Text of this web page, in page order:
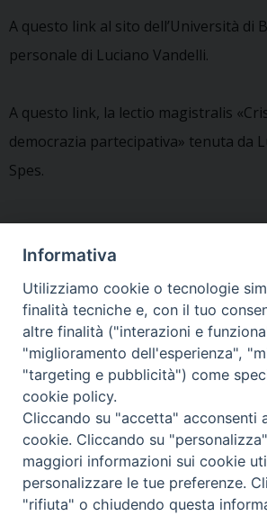
A questo link al sito dell’Università di
personale di Luciano Vandelli.
A questo link, la lectio magistralis
democrazia partecipativa» tenuta da
Spes.
Condividi questo articolo
Segui la SPES sui social
Copyright ©
2018
Piazza
Informativa
Utilizziamo cookie o tecnologie
finalità tecniche e, con il tuo
altre finalità ("interazioni e
"miglioramento dell'esperienza",
"targeting e pubblicità") come
cookie policy.
Cliccando su "accetta" acconsenti
cookie. Cliccando su
maggiori informazioni sui cookie
personalizzare le tue preferenze.
"rifiuta" o chiudendo questa